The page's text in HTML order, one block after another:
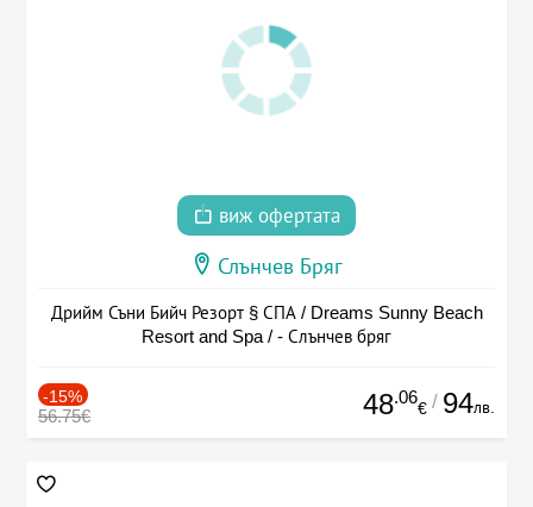
виж офертата
Слънчев Бряг
Дрийм Съни Бийч Резорт § СПА / Dreams Sunny Beach
Resort and Spa / - Слънчев бряг
-15%
56.75€ 48.06
€ / 94лв.